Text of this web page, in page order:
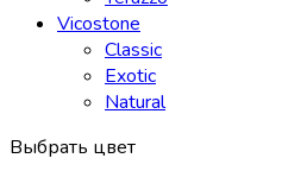
Vicostone
Classic
Exotic
Natural
Выбрать цвет